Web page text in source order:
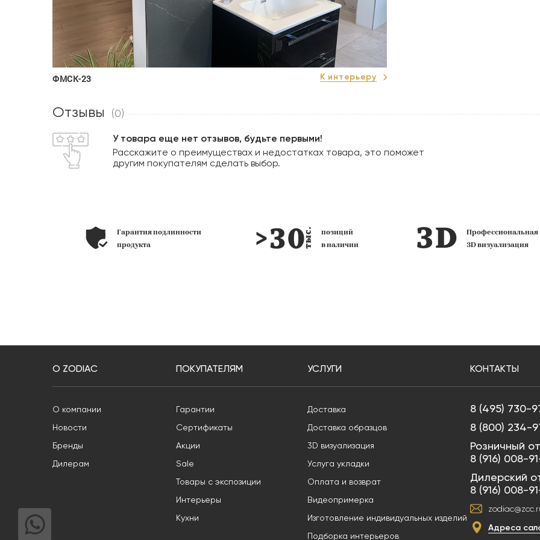
ФМСК-23 К интерьеру
Отзывы (0)
У товара еще нет отзывов, будьте первыми!
Расскажите о преимуществах и недостатках товара, это поможет
другим покупателям сделать выбор.
Гарантия подлинности
позиций
в наличии
Профессиональная
3D визуализация
О ZODIAC ПОКУПАТЕЛЯМ УСЛУГИ КОНТАКТЫ
О компании
Новости
Бренды
Дилерам
Гарантии
Сертификаты
Акции
Sale
Товары с экспозиции
Интерьеры
Кухни
Доставка
Доставка образцов
3D визуализация
Услуга укладки
Оплата и возврат
Видеопримерка
Изготовление индивидуальных изделий
Подборка интерьеров
8 (495) 730-
8 (800) 234-
Розничный
8 (916) 008-
Дилерский
8 (916) 008-
Адреса